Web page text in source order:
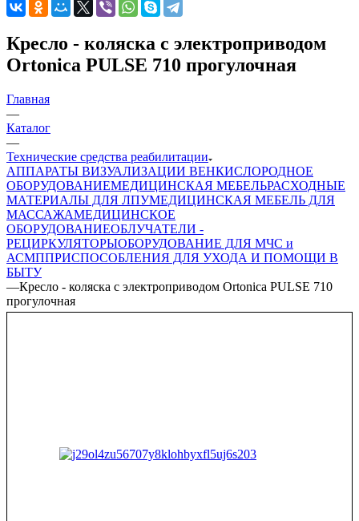
Кресло - коляска с электроприводом
Ortonica PULSE 710 прогулочная
Главная
—
Каталог
—
Технические средства реабилитации
АППАРАТЫ ВИЗУАЛИЗАЦИИ ВЕНКИСЛОРОДНОЕ
ОБОРУДОВАНИЕМЕДИЦИНСКАЯ МЕБЕЛЬРАСХОДНЫЕ
МАТЕРИАЛЫ ДЛЯ ЛПУМЕДИЦИНСКАЯ МЕБЕЛЬ ДЛЯ
МАССАЖАМЕДИЦИНСКОЕ
ОБОРУДОВАНИЕОБЛУЧАТЕЛИ -
РЕЦИРКУЛЯТОРЫОБОРУДОВАНИЕ ДЛЯ МЧС и
АСМППРИСПОСОБЛЕНИЯ ДЛЯ УХОДА И ПОМОЩИ В
БЫТУ
—Кресло - коляска с электроприводом Ortonica PULSE 710
прогулочная